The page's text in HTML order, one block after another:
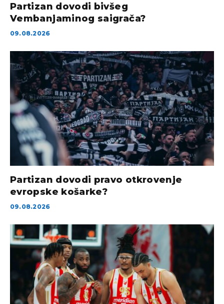
Partizan dovodi bivšeg
Vembanjaminog saigrača?
09.08.2026
Partizan dovodi pravo otkrovenje
evropske košarke?
09.08.2026